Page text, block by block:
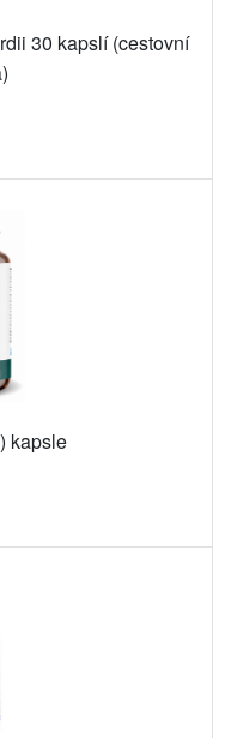
30 kapslí (cestovní
kapsle